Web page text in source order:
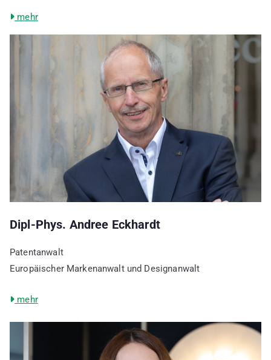
mehr
Dipl-Phys. Andree Eckhardt
Patentanwalt
Europäischer Markenanwalt und Designanwalt
mehr